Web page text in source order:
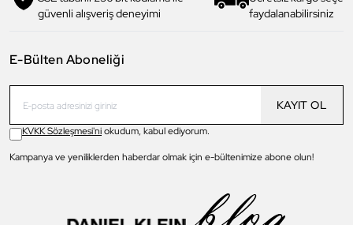
güvenli alışveriş deneyimi
faydalanabilirsiniz
E-Bülten Aboneliği
KAYIT OL
KVKK Sözleşmesi'niokudum, kabul ediyorum.
Kampanya ve yeniliklerden haberdar olmak için e-bültenimize abone olun!